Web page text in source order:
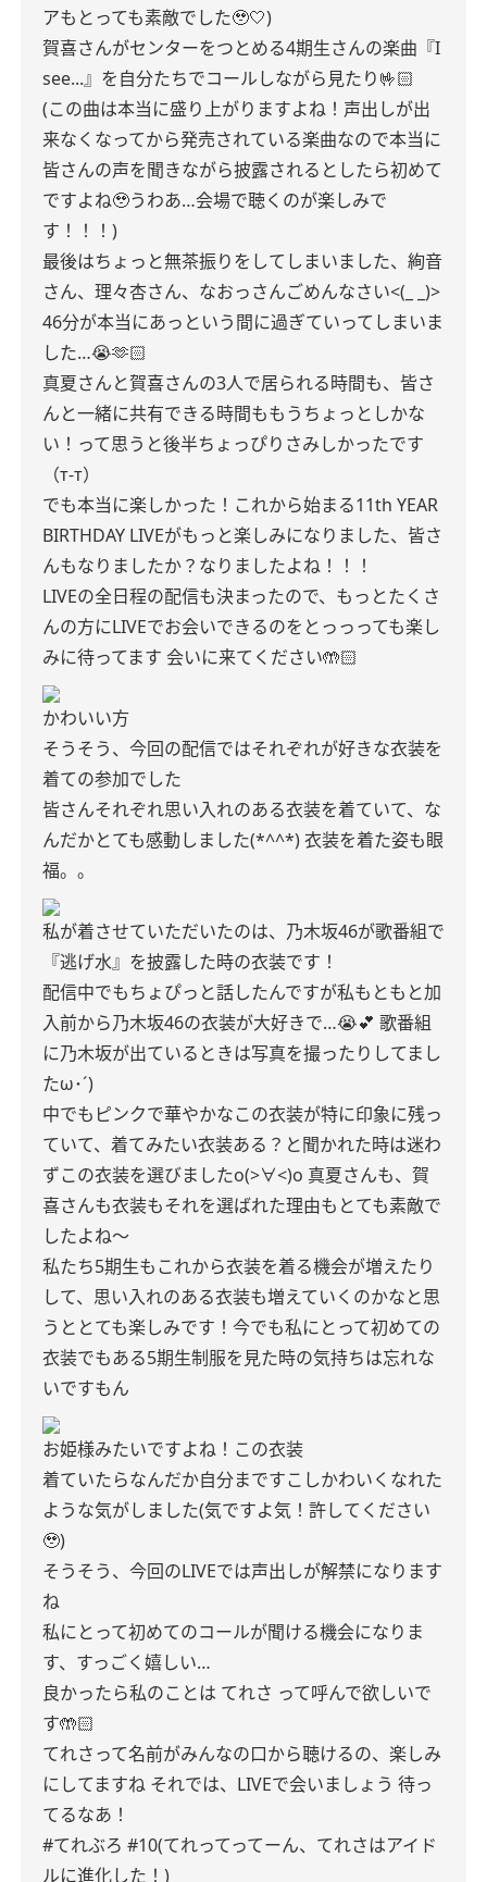
アもとっても素敵でした🥹🤍)
賀喜さんがセンターをつとめる4期生さんの楽曲『I
see...』を自分たちでコールしながら見たり🤟🏻
(この曲は本当に盛り上がりますよね！声出しが出
来なくなってから発売されている楽曲なので本当に
皆さんの声を聞きながら披露されるとしたら初めて
ですよね🥹うわあ…会場で聴くのが楽しみで
す！！！)
最後はちょっと無茶振りをしてしまいました、絢音
さん、理々杏さん、なおっさんごめんなさい<(_ _)>
46分が本当にあっという間に過ぎていってしまいま
した…😭🫶🏻
真夏さんと賀喜さんの3人で居られる時間も、皆さ
んと一緒に共有できる時間ももうちょっとしかな
い！って思うと後半ちょっぴりさみしかったです
（т-т）
でも本当に楽しかった！これから始まる11th YEAR
BIRTHDAY LIVEがもっと楽しみになりました、皆さ
んもなりましたか？なりましたよね！！！
LIVEの全日程の配信も決まったので、もっとたくさ
んの方にLIVEでお会いできるのをとっっっても楽し
みに待ってます 会いに来てください🤲🏻
かわいい方
そうそう、今回の配信ではそれぞれが好きな衣装を
着ての参加でした
皆さんそれぞれ思い入れのある衣装を着ていて、な
んだかとても感動しました(*^^*) 衣装を着た姿も眼
福。。
私が着させていただいたのは、乃木坂46が歌番組で
『逃げ水』を披露した時の衣装です！
配信中でもちょぴっと話したんですが私もともと加
入前から乃木坂46の衣装が大好きで…😭︎💕︎︎ 歌番組
に乃木坂が出ているときは写真を撮ったりしてまし
たω･´)
中でもピンクで華やかなこの衣装が特に印象に残っ
ていて、着てみたい衣装ある？と聞かれた時は迷わ
ずこの衣装を選びましたo(>∀<)o 真夏さんも、賀
喜さんも衣装もそれを選ばれた理由もとても素敵で
したよね〜
私たち5期生もこれから衣装を着る機会が増えたり
して、思い入れのある衣装も増えていくのかなと思
うととても楽しみです！今でも私にとって初めての
衣装でもある5期生制服を見た時の気持ちは忘れな
いですもん
お姫様みたいですよね！この衣装
着ていたらなんだか自分まですこしかわいくなれた
ような気がしました(気ですよ気！許してください
🥹)
そうそう、今回のLIVEでは声出しが解禁になります
ね
私にとって初めてのコールが聞ける機会になりま
す、すっごく嬉しい…
良かったら私のことは てれさ って呼んで欲しいで
す🤲🏻
てれさって名前がみんなの口から聴けるの、楽しみ
にしてますね それでは、LIVEで会いましょう︎ 待っ
てるなあ！
#てれぶろ #10(てれってってーん、てれさはアイド
ルに進化した！)